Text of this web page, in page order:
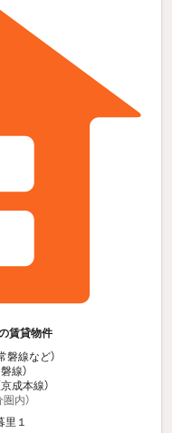
賃貸物件
磐線など）
線）
京成本線）
内）
里１